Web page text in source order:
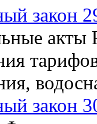
закон
закон